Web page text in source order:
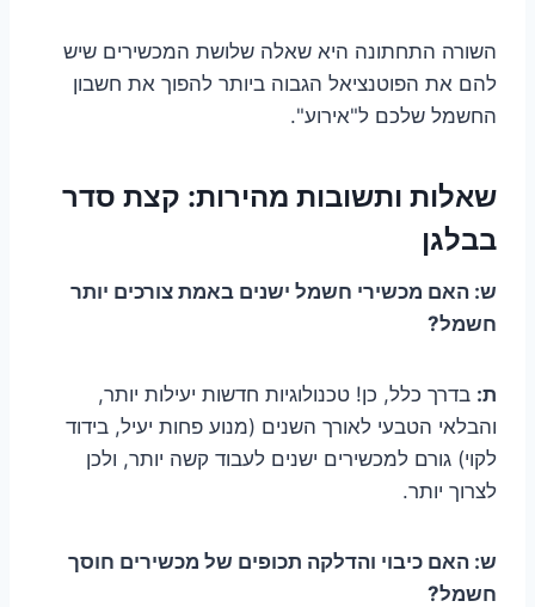
השורה התחתונה היא שאלה שלושת המכשירים שיש
להם את הפוטנציאל הגבוה ביותר להפוך את חשבון
החשמל שלכם ל"אירוע".
שאלות ותשובות מהירות: קצת סדר
בבלגן
ש: האם מכשירי חשמל ישנים באמת צורכים יותר
חשמל?
ת: בדרך כלל, כן! טכנולוגיות חדשות יעילות יותר,
והבלאי הטבעי לאורך השנים (מנוע פחות יעיל, בידוד
לקוי) גורם למכשירים ישנים לעבוד קשה יותר, ולכן
לצרוך יותר.
ש: האם כיבוי והדלקה תכופים של מכשירים חוסך
חשמל?